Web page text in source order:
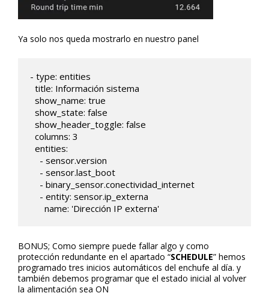
Ya solo nos queda mostrarlo en nuestro panel
- type: entities
      name: 'Dirección IP externa'
BONUS; Como siempre puede fallar algo y como
protección redundante en el apartado “SCHEDULE” hemos
programado tres inicios automáticos del enchufe al día. y
también debemos programar que el estado inicial al volver
la alimentación sea ON